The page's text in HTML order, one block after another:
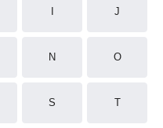
J
N O
S T